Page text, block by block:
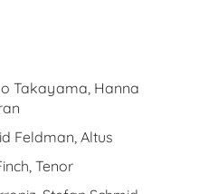
Takayama, Hanna
Feldman, Altus
Tenor